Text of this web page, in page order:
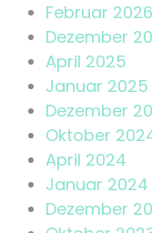
Februar 2026
Dezember
April 2025
Januar 2025
Dezember
Oktober
April 2024
Januar 2024
Dezember